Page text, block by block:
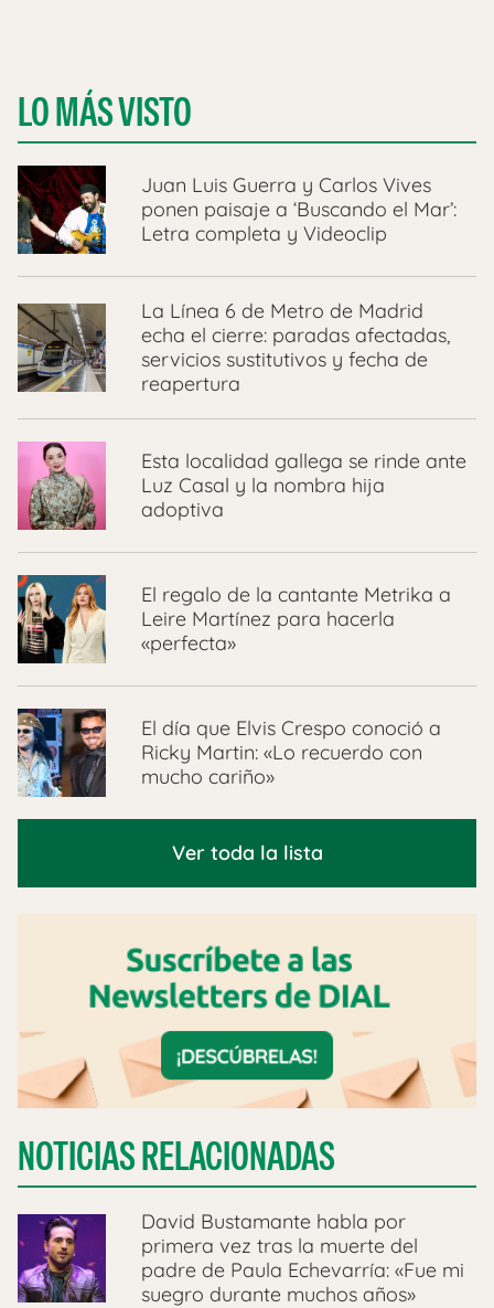
LO MÁS VISTO
Juan Luis Guerra y Carlos Vives
ponen paisaje a ‘Buscando el Mar’:
Letra completa y Videoclip
La Línea 6 de Metro de Madrid
echa el cierre: paradas afectadas,
servicios sustitutivos y fecha de
reapertura
Esta localidad gallega se rinde ante
Luz Casal y la nombra hija
adoptiva
El regalo de la cantante Metrika a
Leire Martínez para hacerla
«perfecta»
El día que Elvis Crespo conoció a
Ricky Martin: «Lo recuerdo con
mucho cariño»
Ver toda la lista
NOTICIAS RELACIONADAS
David Bustamante habla por
primera vez tras la muerte del
padre de Paula Echevarría: «Fue mi
suegro durante muchos años»